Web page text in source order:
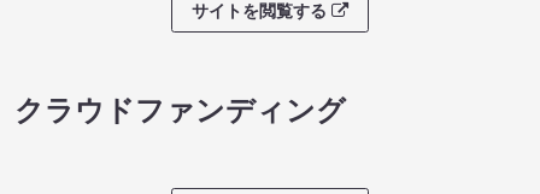
サイトを閲覧する
クラウドファンディング